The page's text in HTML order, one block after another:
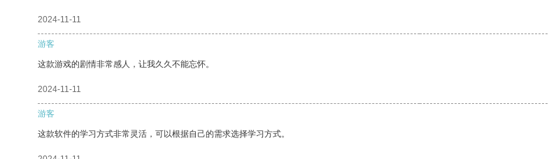
2024-11-11
游客
这款游戏的剧情非常感人，让我久久不能忘怀。
2024-11-11
游客
这款软件的学习方式非常灵活，可以根据自己的需求选择学习方式。